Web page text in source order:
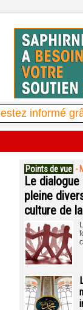
Points de vue -
Le dialogue
pleine
culture de